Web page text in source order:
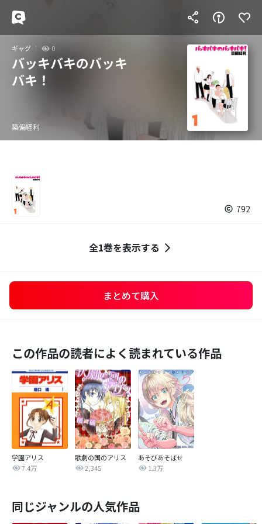
ギャグ 0
バッキバキのバッキ
バキ！
築備経利
792
全1巻を表示する
まとめて購入
この作品の読者によく読まれている作品
学園アリス
7.4万
歌劇の国のアリス
2,345
あそびあそばせ
1.3万
同じジャンルの人気作品